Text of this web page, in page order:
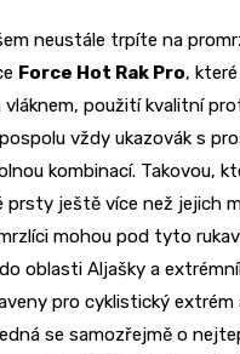
neustále trpíte na
Force Hot Rak Pro,
použití kvalitní
vždy ukazovák s
kombinací. Takovou,
ještě více než jejich
mohou pod tyto
oblasti Aljašky a
pro cyklistický
se samozřejmě o